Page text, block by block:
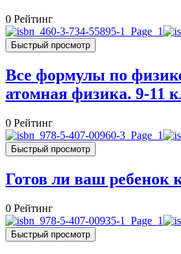
0 Рейтинг
Быстрый просмотр
Все формулы по
атомная физика. 9-11
0 Рейтинг
Быстрый просмотр
Готов ли ваш ребенок
0 Рейтинг
Быстрый просмотр